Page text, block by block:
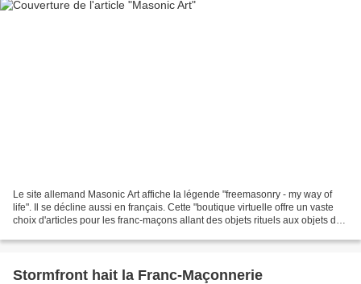
Le site allemand Masonic Art affiche la légende "freemasonry - my way of
life". Il se décline aussi en français. Cette "boutique virtuelle offre un vaste
choix d'articles pour les franc-maçons allant des objets rituels aux objets de
Stormfront hait la Franc-Maçonnerie